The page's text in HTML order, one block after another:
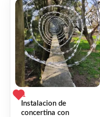
5
1
Instalacion de
concertina con